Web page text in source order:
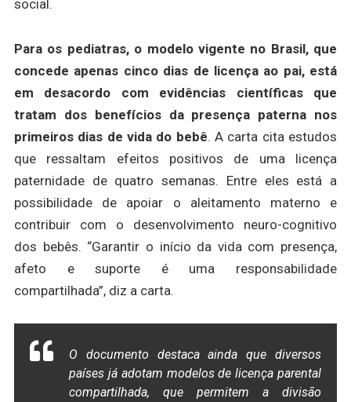
social.
Para os pediatras, o modelo vigente no Brasil, que
concede apenas cinco dias de licença ao pai, está
em desacordo com evidências científicas que
tratam dos benefícios da presença paterna nos
primeiros dias de vida do bebê. A carta cita estudos
que ressaltam efeitos positivos de uma licença
paternidade de quatro semanas. Entre eles está a
possibilidade de apoiar o aleitamento materno e
contribuir com o desenvolvimento neuro-cognitivo
dos bebês. “Garantir o início da vida com presença,
afeto e suporte é uma responsabilidade
compartilhada”, diz a carta.
O documento destaca ainda que diversos
países já adotam modelos de licença parental
compartilhada, que permitem a divisão